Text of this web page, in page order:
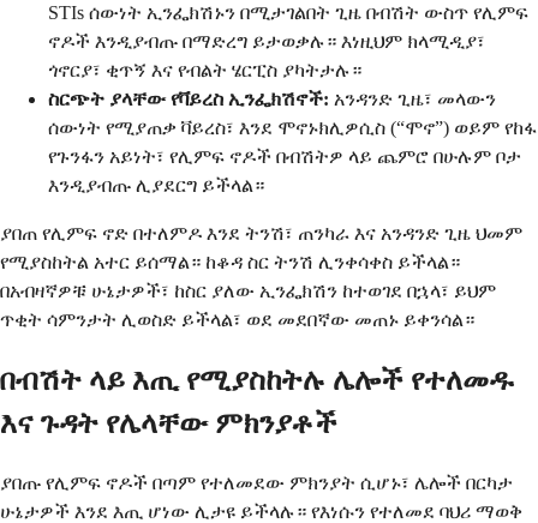
STIs ሰውነት ኢንፌክሽኑን በሚታገልበት ጊዜ በብሽት ውስጥ የሊምፍ
ኖዶች እንዲያብጡ በማድረግ ይታወቃሉ። እነዚህም ክላሚዲያ፣
ጎኖርያ፣ ቂጥኝ እና የብልት ሄርፒስ ያካትታሉ።
ስርጭት ያላቸው የቫይረስ ኢንፌክሽኖች: አንዳንድ ጊዜ፣ መላውን
ሰውነት የሚያጠቃ ቫይረስ፣ እንደ ሞኖኑክሊዎሲስ (“ሞኖ”) ወይም የከፋ
የጉንፋን አይነት፣ የሊምፍ ኖዶች በብሽትዎ ላይ ጨምሮ በሁሉም ቦታ
እንዲያብጡ ሊያደርግ ይችላል።
ያበጠ የሊምፍ ኖድ በተለምዶ እንደ ትንሽ፣ ጠንካራ እና አንዳንድ ጊዜ ህመም
የሚያስከትል አተር ይሰማል። ከቆዳ ስር ትንሽ ሊንቀሳቀስ ይችላል።
በአብዛኛዎቹ ሁኔታዎች፣ ከስር ያለው ኢንፌክሽን ከተወገደ በኋላ፣ ይህም
ጥቂት ሳምንታት ሊወስድ ይችላል፣ ወደ መደበኛው መጠኑ ይቀንሳል።
በብሽት ላይ እጢ የሚያስከትሉ ሌሎች የተለመዱ
እና ጉዳት የሌላቸው ምክንያቶች
ያበጡ የሊምፍ ኖዶች በጣም የተለመደው ምክንያት ሲሆኑ፣ ሌሎች በርካታ
ሁኔታዎች እንደ እጢ ሆነው ሊታዩ ይችላሉ። የእነሱን የተለመደ ባህሪ ማወቅ